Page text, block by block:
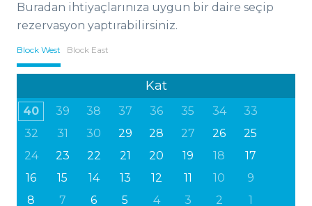
Buradan ihtiyaçlarınıza uygun bir daire seçip
rezervasyon yaptırabilirsiniz.
Block West Block East
Kat
40 39 38 37 36 35 34
33
32
31 30 29 28 27 26
25
24
23 22 21 20 19 18
17
16
15 14 13 12 11 10
9
8
7 6 5 4 3 2 1